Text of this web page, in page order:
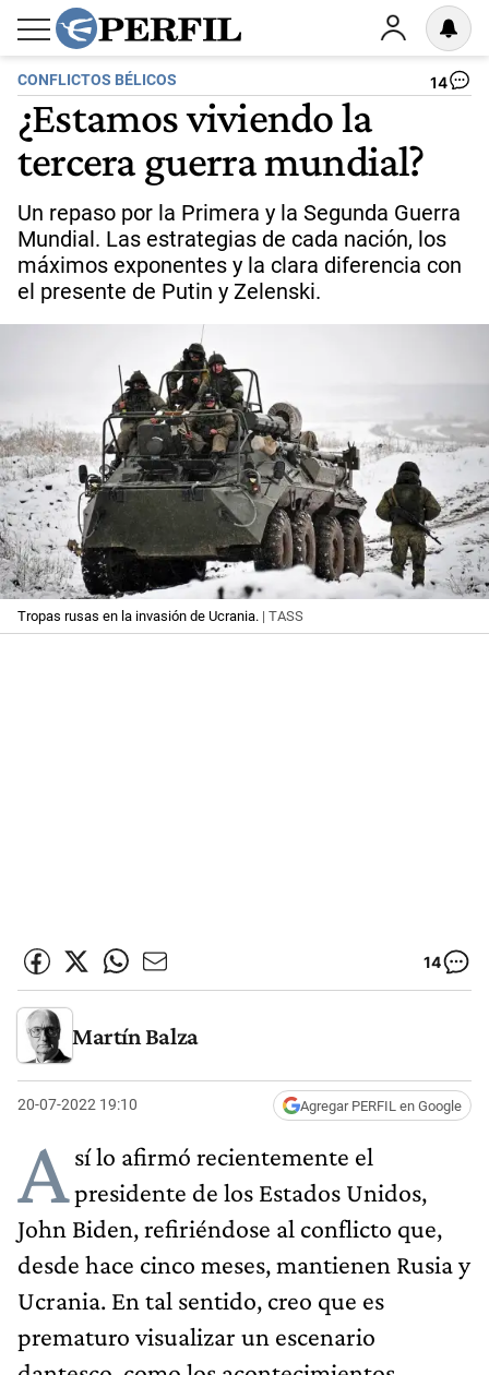
CONFLICTOS BÉLICOS 14
¿Estamos viviendo la
tercera guerra mundial?
Un repaso por la Primera y la Segunda Guerra
Mundial. Las estrategias de cada nación, los
máximos exponentes y la clara diferencia con
el presente de Putin y Zelenski.
Tropas rusas en la invasión de Ucrania. | TASS
14
Martín Balza
20-07-2022 19:10 Agregar PERFIL en Google
Así lo afirmó recientemente el
presidente de los Estados Unidos,
John Biden, refiriéndose al conflicto que,
desde hace cinco meses, mantienen Rusia y
Ucrania. En tal sentido, creo que es
prematuro visualizar un escenario